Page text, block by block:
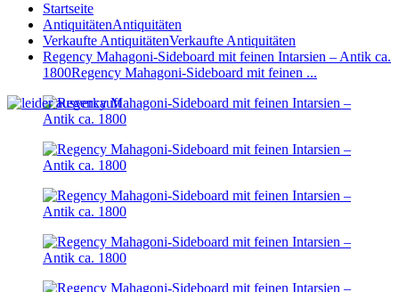
Startseite
AntiquitätenAntiquitäten
Verkaufte AntiquitätenVerkaufte Antiquitäten
Regency Mahagoni-Sideboard mit feinen Intarsien – Antik ca.
1800Regency Mahagoni-Sideboard mit feinen ...